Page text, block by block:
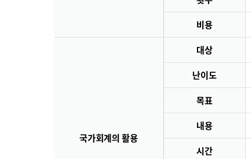
비용
국가회계의 활용
대상
난이도
목표
내용
시간